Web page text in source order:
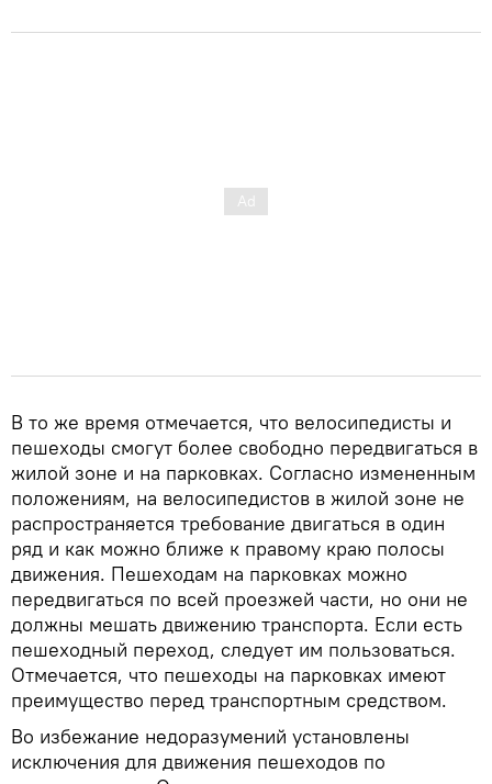
В то же время отмечается, что велосипедисты и
пешеходы смогут более свободно передвигаться в
жилой зоне и на парковках. Согласно измененным
положениям, на велосипедистов в жилой зоне не
распространяется требование двигаться в один
ряд и как можно ближе к правому краю полосы
движения. Пешеходам на парковках можно
передвигаться по всей проезжей части, но они не
должны мешать движению транспорта. Если есть
пешеходный переход, следует им пользоваться.
Отмечается, что пешеходы на парковках имеют
преимущество перед транспортным средством.
Во избежание недоразумений установлены
исключения для движения пешеходов по